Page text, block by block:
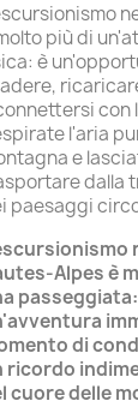
più di
è
con
l'aria
e
dalla
paesaggi
Alpes è
di
ricordo
cuore delle